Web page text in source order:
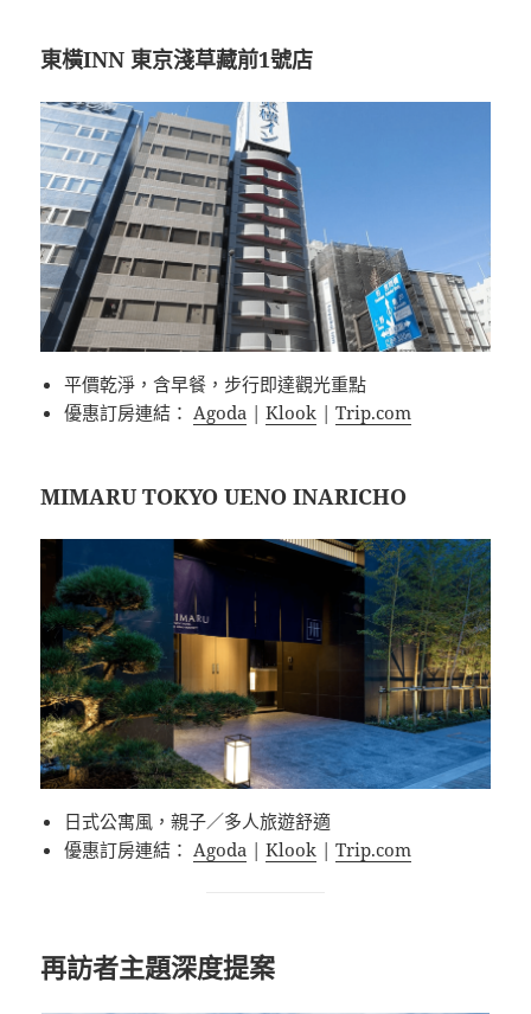
東橫INN 東京淺草藏前1號店
平價乾淨，含早餐，步行即達觀光重點
優惠訂房連結：Agoda |Klook |Trip.com
MIMARU TOKYO UENO INARICHO
日式公寓風，親子／多人旅遊舒適
優惠訂房連結： Agoda |Klook |Trip.com
再訪者主題深度提案